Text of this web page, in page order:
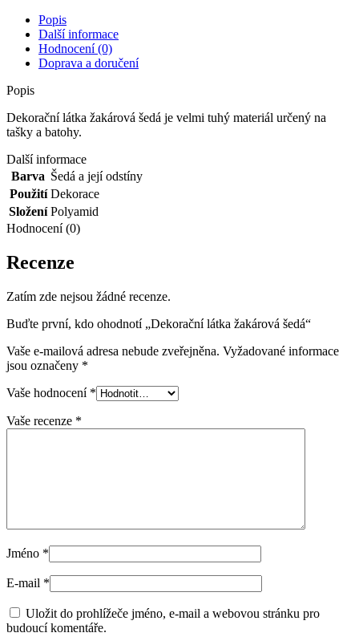
Popis
Další informace
Hodnocení (0)
Doprava a doručení
Popis
Dekorační látka žakárová šedá je velmi tuhý materiál určený na
tašky a batohy.
Další informace
Barva Šedá a její odstíny
Použití Dekorace
Složení Polyamid
Hodnocení (0)
Recenze
Zatím zde nejsou žádné recenze.
Buďte první, kdo ohodnotí „Dekorační látka žakárová šedá“
Vaše e-mailová adresa nebude zveřejněna. Vyžadované informace
jsou označeny *
Vaše hodnocení *
Vaše recenze *
Jméno *
E-mail *
Uložit do prohlížeče jméno, e-mail a webovou stránku pro
budoucí komentáře.